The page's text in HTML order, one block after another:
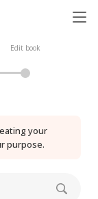
Edit book
your
purpose.